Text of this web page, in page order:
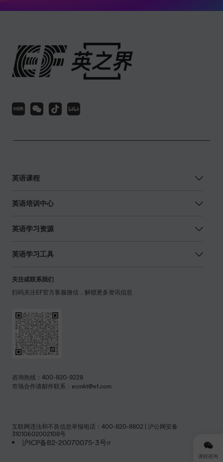
英语课程
英语培训中心
英语学习资源
英语学习工具
关注或联系我们
扫码关注EF官方客服微信，解锁更多资讯信息
咨询热线：400-820-9228
市场合作请邮件联系：ecmkt@ef.com
互联网违法和不良信息举报电话：400-820-8802 | 沪公网安备
31010602002108号
沪ICP备B2-20070075-3号
课程咨询